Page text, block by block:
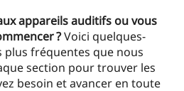
appareils auditifs ou vous
?Voici quelques-
plus fréquentes que nous
section pour trouver les
besoin et avancer en toute